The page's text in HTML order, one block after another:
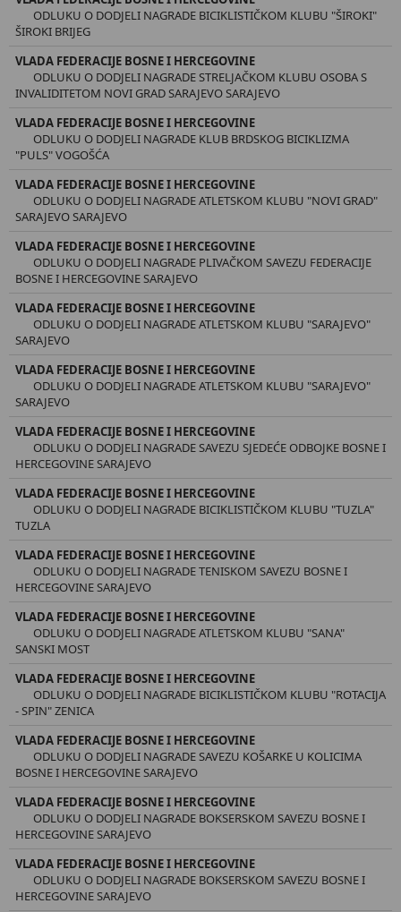
ODLUKU O DODJELI NAGRADE BICIKLISTIČKOM KLUBU "ŠIROKI"
ŠIROKI BRIJEG
VLADA FEDERACIJE BOSNE I HERCEGOVINE
ODLUKU O DODJELI NAGRADE STRELJAČKOM KLUBU OSOBA S
INVALIDITETOM NOVI GRAD SARAJEVO SARAJEVO
VLADA FEDERACIJE BOSNE I HERCEGOVINE
ODLUKU O DODJELI NAGRADE KLUB BRDSKOG BICIKLIZMA
"PULS" VOGOŠĆA
VLADA FEDERACIJE BOSNE I HERCEGOVINE
ODLUKU O DODJELI NAGRADE ATLETSKOM KLUBU "NOVI GRAD"
SARAJEVO SARAJEVO
VLADA FEDERACIJE BOSNE I HERCEGOVINE
ODLUKU O DODJELI NAGRADE PLIVAČKOM SAVEZU FEDERACIJE
BOSNE I HERCEGOVINE SARAJEVO
VLADA FEDERACIJE BOSNE I HERCEGOVINE
ODLUKU O DODJELI NAGRADE ATLETSKOM KLUBU "SARAJEVO"
SARAJEVO
VLADA FEDERACIJE BOSNE I HERCEGOVINE
ODLUKU O DODJELI NAGRADE ATLETSKOM KLUBU "SARAJEVO"
SARAJEVO
VLADA FEDERACIJE BOSNE I HERCEGOVINE
ODLUKU O DODJELI NAGRADE SAVEZU SJEDEĆE ODBOJKE BOSNE I
HERCEGOVINE SARAJEVO
VLADA FEDERACIJE BOSNE I HERCEGOVINE
ODLUKU O DODJELI NAGRADE BICIKLISTIČKOM KLUBU "TUZLA"
TUZLA
VLADA FEDERACIJE BOSNE I HERCEGOVINE
ODLUKU O DODJELI NAGRADE TENISKOM SAVEZU BOSNE I
HERCEGOVINE SARAJEVO
VLADA FEDERACIJE BOSNE I HERCEGOVINE
ODLUKU O DODJELI NAGRADE ATLETSKOM KLUBU "SANA"
SANSKI MOST
VLADA FEDERACIJE BOSNE I HERCEGOVINE
ODLUKU O DODJELI NAGRADE BICIKLISTIČKOM KLUBU "ROTACIJA
- SPIN" ZENICA
VLADA FEDERACIJE BOSNE I HERCEGOVINE
ODLUKU O DODJELI NAGRADE SAVEZU KOŠARKE U KOLICIMA
BOSNE I HERCEGOVINE SARAJEVO
VLADA FEDERACIJE BOSNE I HERCEGOVINE
ODLUKU O DODJELI NAGRADE BOKSERSKOM SAVEZU BOSNE I
HERCEGOVINE SARAJEVO
VLADA FEDERACIJE BOSNE I HERCEGOVINE
ODLUKU O DODJELI NAGRADE BOKSERSKOM SAVEZU BOSNE I
HERCEGOVINE SARAJEVO